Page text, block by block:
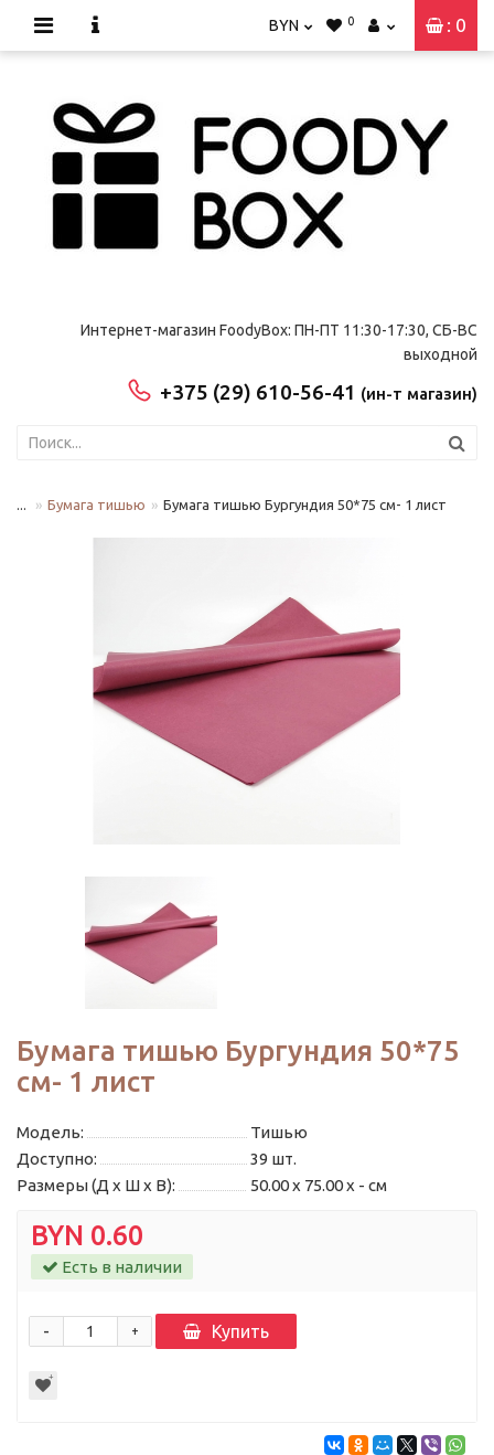
: 0
BYN 0
Интернет-магазин FoodyBox: ПН-ПТ 11:30-17:30, СБ-ВС
выходной
+375 (29) 610-56-41 (ин-т магазин)
... Бумага тишью Бумага тишью Бургундия 50*75 см- 1 лист
Бумага тишью Бургундия 50*75
см- 1 лист
Модель:
Тишью
Доступно:
39 шт.
Размеры (Д x Ш x В):
50.00 x 75.00 x - см
BYN 0.60
Есть в наличии
+
- Купить